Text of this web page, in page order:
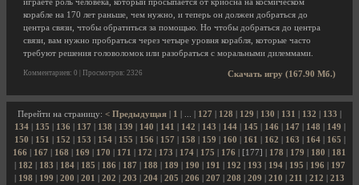
играете роль человека, который просыпается от криосна на космическом
корабле на 170 лет раньше, чем нужно, и теперь он должен добраться до
центра связи, чтобы обратиться за помощью. Но чтобы добраться до центра
связи, вам нужно пробраться через четыре уровня корабля, которые часто
требуют решения головоломок или разобраться с моральными дилеммами.
Скачать игру (167.90 Мб.)
Комментариев: 0 | Просмотров: 2326
Перейти на страницу: < Предыдущая 1 127 128 129 130 131 132 133
134| 135 136 137 138 139 140 141 142 143 144| 145 146 147 148 149
150
151 152 153 154| 155 156 157 158 159 160 161 162 163 164| 165
166
167 168 169 170 171 172 173 174 175 176 | [177] | 178 179 180
181
182 183 184| 185 186 187 188 189 190 191 192 193 194| 195 196
197
198 199 200 201 202 203 204 205 206 207 208 209 210 211 212 213